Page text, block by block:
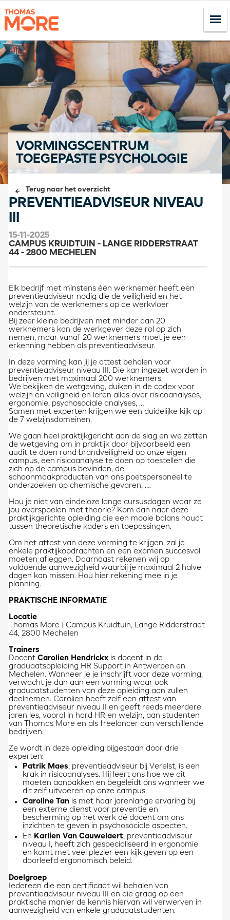
VORMINGSCENTRUM
TOEGEPASTE PSYCHOLOGIE
Terug naar het overzicht
PREVENTIEADVISEUR NIVEAU
15-11-2025
CAMPUS KRUIDTUIN - LANGE RIDDERSTRAAT
44 - 2800 MECHELEN
Elk bedrijf met minstens één werknemer heeft een
preventieadviseur nodig die de veiligheid en het
welzijn van de werknemers op de werkvloer
ondersteunt.
Bij zeer kleine bedrijven met minder dan 20
werknemers kan de werkgever deze rol op zich
nemen, maar vanaf 20 werknemers moet je een
erkenning hebben als preventieadviseur.
In deze vorming kan jij je attest behalen voor
preventieadviseur niveau III. Die kan ingezet worden in
bedrijven met maximaal 200 werknemers.
We bekijken de wetgeving, duiken in de codex voor
welzijn en veiligheid en leren alles over risicoanalyses,
ergonomie, psychosociale analyses, …
Samen met experten krijgen we een duidelijke kijk op
de 7 welzijnsdomeinen.
We gaan heel praktijkgericht aan de slag en we zetten
de wetgeving om in praktijk door bijvoorbeeld een
audit te doen rond brandveiligheid op onze eigen
campus, een risicoanalyse te doen op toestellen die
zich op de campus bevinden, de
schoonmaakproducten van ons poetspersoneel te
onderzoeken op chemische gevaren, ….
Hou je niet van eindeloze lange cursusdagen waar ze
jou overspoelen met theorie? Kom dan naar deze
praktijkgerichte opleiding die een mooie balans houdt
tussen theoretische kaders en toepassingen.
Om het attest van deze vorming te krijgen, zal je
enkele praktijkopdrachten en een examen succesvol
moeten afleggen. Daarnaast rekenen wij op
voldoende aanwezigheid waarbij je maximaal 2 halve
dagen kan missen. Hou hier rekening mee in je
planning.
PRAKTISCHE INFORMATIE
Locatie
Thomas More | Campus Kruidtuin, Lange Ridderstraat
44, 2800 Mechelen
Trainers
Docent Carolien Hendrickx is docent in de
graduaatsopleiding HR Support in Antwerpen en
Mechelen. Wanneer je je inschrijft voor deze vorming,
verwacht je dan aan een vorming waar ook
graduaatstudenten van deze opleiding aan zullen
deelnemen. Carolien heeft zelf een attest van
preventieadviseur niveau II en geeft reeds meerdere
jaren les, vooral in hard HR en welzijn, aan studenten
van Thomas More en als freelancer aan verschillende
bedrijven.
Ze wordt in deze opleiding bijgestaan door drie
experten:
Patrik Maes, preventieadviseur bij Verelst, is een
krak in risicoanalyses. Hij leert ons hoe we dit
moeten aanpakken en begeleidt ons wanneer we
dit zelf uitvoeren op onze campus.
Caroline Tan is met haar jarenlange ervaring bij
een externe dienst voor preventie en
bescherming op het werk dé docent om ons
inzichten te geven in psychosociale aspecten.
En Karlien Van Cauwelaert, preventieadviseur
niveau I, heeft zich gespecialiseerd in ergonomie
en komt met veel plezier een kijk geven op een
doorleefd ergonomisch beleid.
Doelgroep
Iedereen die een certificaat wil behalen van
preventieadviseur niveau III en die graag op een
praktische manier de kennis hiervan wil verwerven in
aanwezigheid van enkele graduaatstudenten.